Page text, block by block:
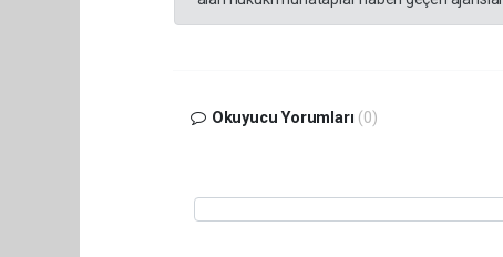
Okuyucu Yorumları (0)